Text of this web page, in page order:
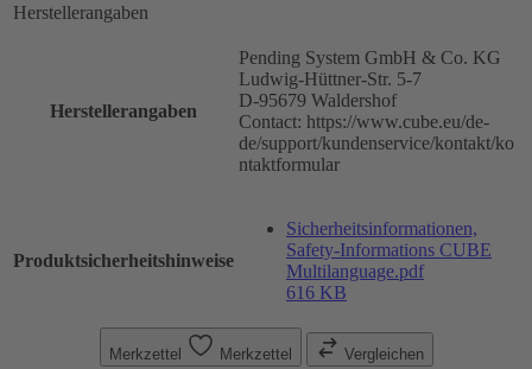
Herstellerangaben
Herstellerangaben
Pending System GmbH & Co. KG
Ludwig-Hüttner-Str. 5-7
D-95679 Waldershof
Contact: https://www.cube.eu/de-
de/support/kundenservice/kontakt/ko
ntaktformular
Produktsicherheitshinweise
Sicherheitsinformationen,
Safety-Informations CUBE
Multilanguage.pdf
616 KB
Merkzettel Merkzettel Vergleichen